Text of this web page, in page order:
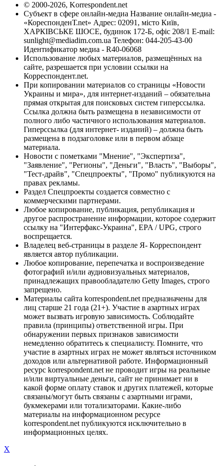
© 2000-2026, Korrespondent.net
Субъект в сфере онлайн-медиа Название онлайн-медиа -
«КореспонденТ.net» Адрес: 02091, місто Київ,
ХАРКІВСЬКЕ ШОСЕ, будинок 172-Б, офіс 208/1 E-mail:
sunlight@mediadim.com.ua Телефон: 044-205-43-00
Идентификатор медиа - R40-06068
Использование любых материалов, размещённых на
сайте, разрешается при условии ссылки на
Корреспондент.net.
При копировании материалов со страницы «Новости
Украины и мира», для интернет-изданий – обязательна
прямая открытая для поисковых систем гиперссылка.
Ссылка должна быть размещена в независимости от
полного либо частичного использования материалов.
Гиперссылка (для интернет- изданий) – должна быть
размещена в подзаголовке или в первом абзаце
материала.
Новости с пометками "Мнение", "Экспертиза",
"Заявление", "Регионы", "Деньги", "Власть", "Выборы",
"Тест-драйв", "Спецпроекты", "Промо" публикуются на
правах рекламы.
Раздел Спецпроекты создается совместно с
коммерческими партнерами.
Любое копирование, публикация, републикация и
другое распространение информации, которое содержит
ссылку на "Интерфакс-Украина", EPA / UPG, строго
воспрещается.
Владелец веб-страницы в разделе Я- Корреспондент
является автор публикации.
Любое копирование, перепечатка и воспроизведение
фотографий и/или аудиовизуальных материалов,
принадлежащих правообладателю Getty Images, строго
запрещено.
Материалы сайта korrespondent.net предназначены для
лиц старше 21 года (21+). Участие в азартных играх
может вызвать игровую зависимость. Соблюдайте
правила (принципы) ответственной игры. При
обнаружении первых признаков зависимости
немедленно обратитесь к специалисту. Помните, что
участие в азартных играх не может являться источником
доходов или альтернативой работе. Информационный
ресурс korrespondent.net не проводит игры на реальные
и/или виртуальные деньги, сайт не принимает ни в
какой форме оплату ставок и других платежей, которые
связаны/могут быть связаны с азартными играми,
букмекерами или тотализаторами. Какие-либо
материалы на информационном ресурсе
korrespondent.net публикуются исключительно в
информационных целях.
X